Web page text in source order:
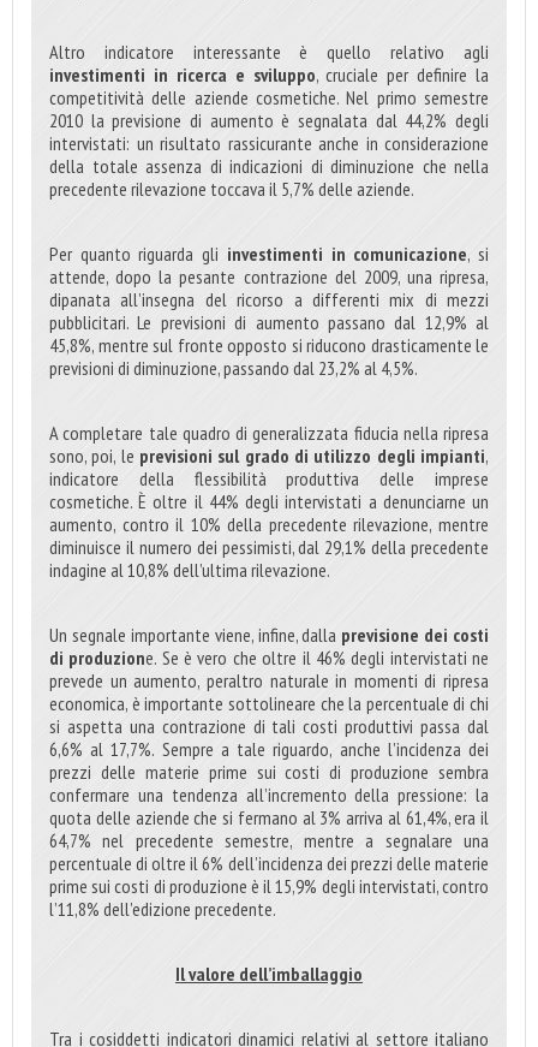
Altro indicatore interessante è quello relativo agli
investimenti in ricerca e sviluppo, cruciale per definire la
competitività delle aziende cosmetiche. Nel primo semestre
2010 la previsione di aumento è segnalata dal 44,2% degli
intervistati: un risultato rassicurante anche in considerazione
della totale assenza di indicazioni di diminuzione che nella
precedente rilevazione toccava il 5,7% delle aziende.
Per quanto riguarda gli investimenti in comunicazione, si
attende, dopo la pesante contrazione del 2009, una ripresa,
dipanata all’insegna del ricorso a differenti mix di mezzi
pubblicitari. Le previsioni di aumento passano dal 12,9% al
45,8%, mentre sul fronte opposto si riducono drasticamente le
previsioni di diminuzione, passando dal 23,2% al 4,5%.
A completare tale quadro di generalizzata fiducia nella ripresa
sono, poi, le previsioni sul grado di utilizzo degli impianti,
indicatore della flessibilità produttiva delle imprese
cosmetiche. È oltre il 44% degli intervistati a denunciarne un
aumento, contro il 10% della precedente rilevazione, mentre
diminuisce il numero dei pessimisti, dal 29,1% della precedente
indagine al 10,8% dell’ultima rilevazione.
Un segnale importante viene, infine, dalla previsione dei costi
di produzione. Se è vero che oltre il 46% degli intervistati ne
prevede un aumento, peraltro naturale in momenti di ripresa
economica, è importante sottolineare che la percentuale di chi
si aspetta una contrazione di tali costi produttivi passa dal
6,6% al 17,7%. Sempre a tale riguardo, anche l’incidenza dei
prezzi delle materie prime sui costi di produzione sembra
confermare una tendenza all’incremento della pressione: la
quota delle aziende che si fermano al 3% arriva al 61,4%, era il
64,7% nel precedente semestre, mentre a segnalare una
percentuale di oltre il 6% dell’incidenza dei prezzi delle materie
prime sui costi di produzione è il 15,9% degli intervistati, contro
l’11,8% dell’edizione precedente.
Il valore dell’imballaggio
Tra i cosiddetti indicatori dinamici relativi al settore italiano